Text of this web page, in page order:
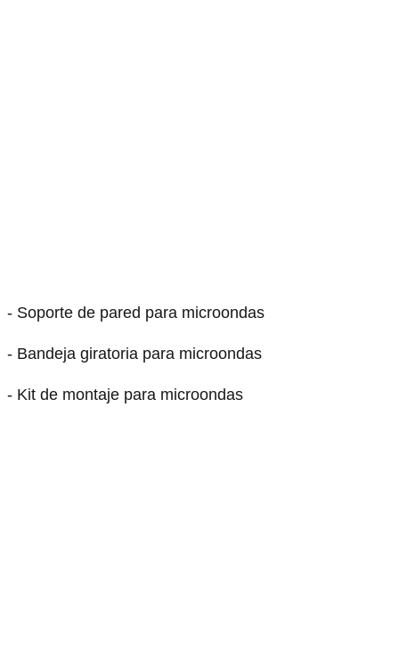
- Soporte de pared para microondas
- Bandeja giratoria para microondas
- Kit de montaje para microondas